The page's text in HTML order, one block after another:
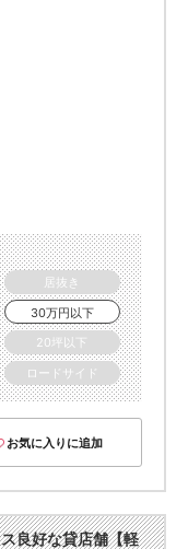
居抜き
30万円以下
20坪以下
ロードサイド
お気に入りに追加
良好な貸店舗【軽